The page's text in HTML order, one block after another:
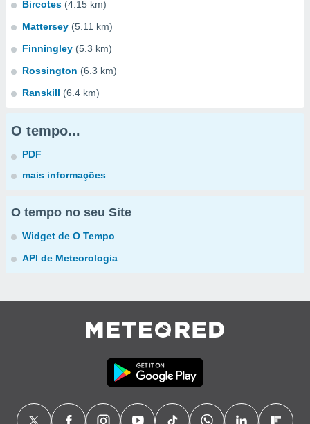
Bircotes (4.15 km)
Mattersey (5.11 km)
Finningley (5.3 km)
Rossington (6.3 km)
Ranskill (6.4 km)
O tempo...
PDF
mais informações
O tempo no seu Site
Widget de O Tempo
API de Meteorologia